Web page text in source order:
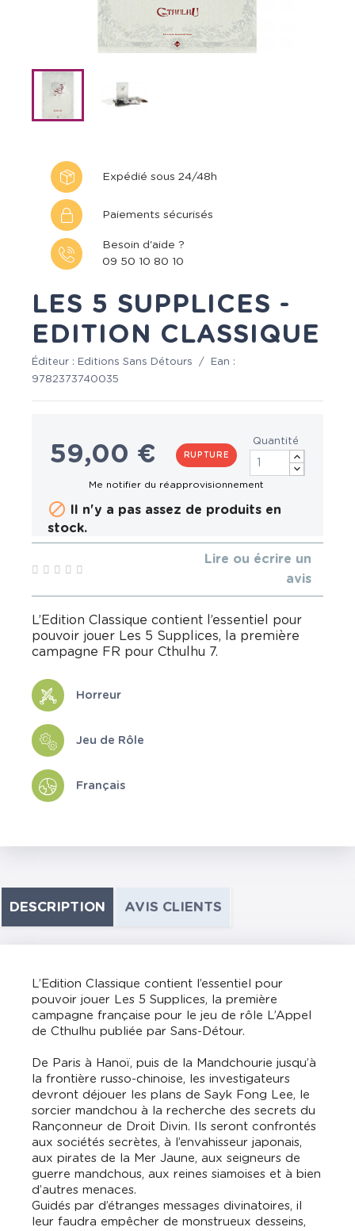
Expédié sous 24/48h
Paiements sécurisés
Besoin d'aide ?
09 50 10 80 10
LES 5 SUPPLICES -
EDITION CLASSIQUE
Éditeur : Editions Sans Détours /
Ean :
9782373740035
59,00 € RUPTURE
Quantité
 Il n'y a pas assez de produits en
stock.
Lire ou écrire un
avis
L’Edition Classique contient l’essentiel pour
pouvoir jouer Les 5 Supplices, la première
campagne FR pour Cthulhu 7.
Horreur
Jeu de Rôle
Français
DESCRIPTION AVIS CLIENTS
L’Edition Classique contient l’essentiel pour
pouvoir jouer Les 5 Supplices, la première
campagne française pour le jeu de rôle L’Appel
de Cthulhu publiée par Sans-Détour.
De Paris à Hanoï, puis de la Mandchourie jusqu’à
la frontière russo-chinoise, les investigateurs
devront déjouer les plans de Sayk Fong Lee, le
sorcier mandchou à la recherche des secrets du
Rançonneur de Droit Divin. Ils seront confrontés
aux sociétés secrètes, à l’envahisseur japonais,
aux pirates de la Mer Jaune, aux seigneurs de
guerre mandchous, aux reines siamoises et à bien
d’autres menaces.
Guidés par d’étranges messages divinatoires, il
leur faudra empêcher de monstrueux desseins,